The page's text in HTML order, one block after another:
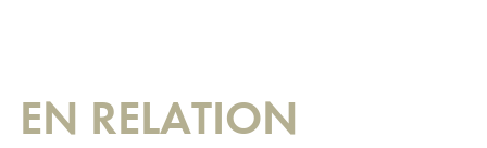
EN RELATION